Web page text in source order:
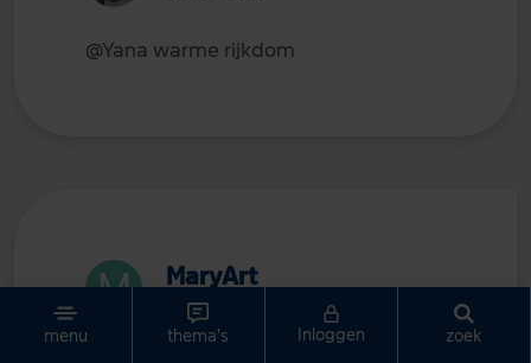
menu thema's Inloggen zoek
@Yana warme rijkdom
MaryArt
30 april 2026